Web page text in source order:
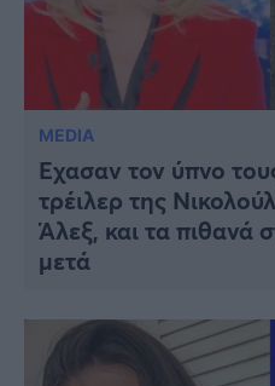
MEDIA
Έχασαν τον ύπνο
τρέιλερ της
Άλεξ, και τα πιθανά
μετά